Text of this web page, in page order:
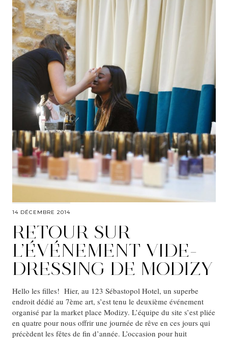
14 DÉCEMBRE 2014
RETOUR SUR
L’ÉVÉNEMENT VIDE-
DRESSING DE MODIZY
Hello les filles! Hier, au 123 Sébastopol Hotel, un superbe
endroit dédié au 7ème art, s’est tenu le deuxième événement
organisé par la market place Modizy. L’équipe du site s’est pliée
en quatre pour nous offrir une journée de rêve en ces jours qui
précèdent les fêtes de fin d’année. L’occasion pour huit